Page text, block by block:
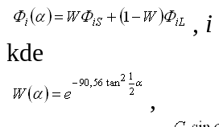
, i
kde
,